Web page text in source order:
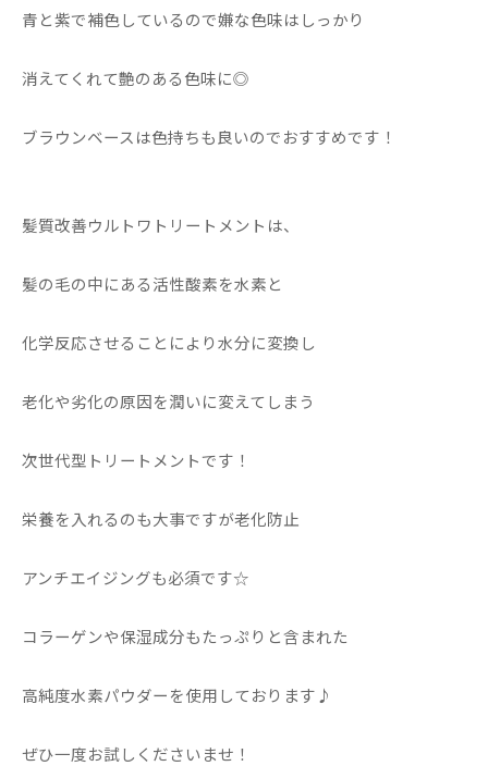
青と紫で補色しているので嫌な色味はしっかり
消えてくれて艶のある色味に◎
ブラウンベースは色持ちも良いのでおすすめです！
髪質改善ウルトワトリートメントは、
髪の毛の中にある活性酸素を水素と
化学反応させることにより水分に変換し
老化や劣化の原因を潤いに変えてしまう
次世代型トリートメントです！
栄養を入れるのも大事ですが老化防止
アンチエイジングも必須です☆
コラーゲンや保湿成分もたっぷりと含まれた
高純度水素パウダーを使用しております♪
ぜひ一度お試しくださいませ！